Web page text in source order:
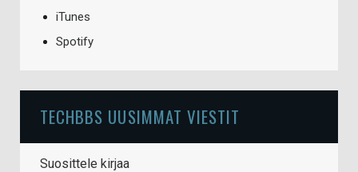
iTunes
Spotify
TECHBBS UUSIMMAT VIESTIT
Suosittele kirjaa